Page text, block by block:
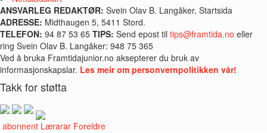
ANSVARLEG REDAKTØR: Svein Olav B. Langåker, Startsida
ADRESSE: Midthaugen 5, 5411 Stord.
TELEFON: 94 87 53 65 TIPS: Send epost til tips@framtida.no eller
ring Svein Olav B. Langåker: 948 75 365
Ved å bruka Framtidajunior.no aksepterer du bruk av
informasjonskapslar. Les meir om personvernpolitikken vår!
Takk for støtta
abonnent Lærarar Foreldre